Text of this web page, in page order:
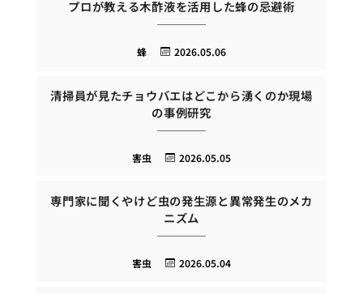
プロが教える木酢液を活用した蜂の忌避術
2026.05.06
蜂
清掃員が見たチョウバエはどこから湧くのか現場
の事例研究
2026.05.05
害虫
専門家に聞くやけど虫の発生源と異常発生のメカ
ニズム
2026.05.04
害虫